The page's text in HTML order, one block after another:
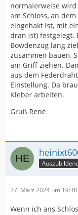
normalerweise
am Schloss, an
eingehakt ist, mit
dran ist) festgelegt.
Bowdenzug lang
zusammen bauen,
am Griff ziehen.
aus dem
Einstellung. Da
Kleber arbeiten.
Gruß René
27. März 2024 um 19:38
Wenn ich ans